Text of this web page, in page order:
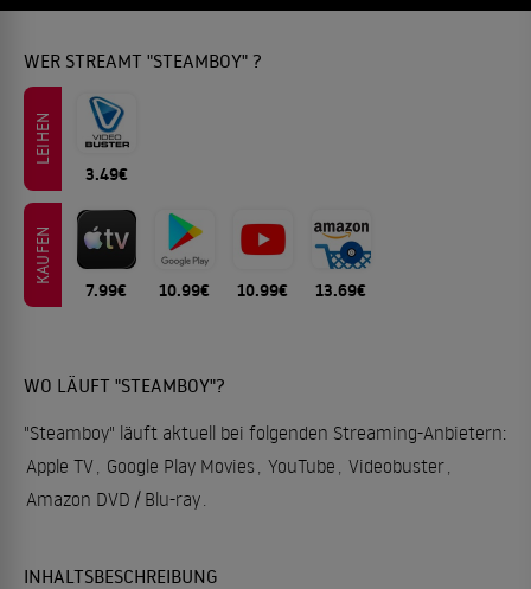
WER STREAMT "STEAMBOY" ?
LEIHEN
3.49€
KAUFEN
7.99€ 10.99€ 10.99€ 13.69€
WO LÄUFT "STEAMBOY"?
"Steamboy" läuft aktuell bei folgenden Streaming-Anbietern:
Apple TV, Google Play Movies, YouTube , Videobuster,
Amazon DVD / Blu-ray.
INHALTSBESCHREIBUNG